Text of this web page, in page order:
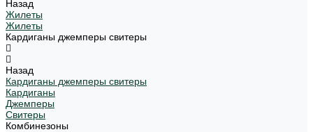
Назад
Жилеты
Жилеты
Кардиганы джемперы свитеры
Назад
Кардиганы джемперы свитеры
Кардиганы
Джемперы
Свитеры
Комбинезоны